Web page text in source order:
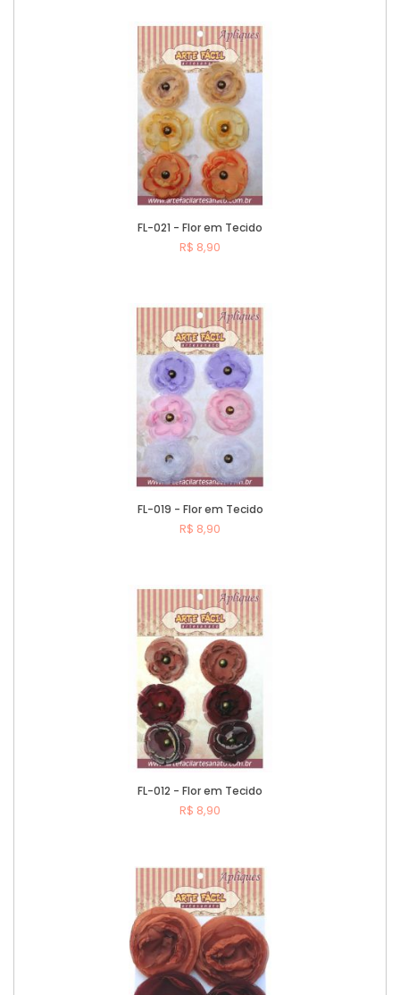
FL-021 - Flor em Tecido
R$ 8,90
FL-019 - Flor em Tecido
R$ 8,90
FL-012 - Flor em Tecido
R$ 8,90